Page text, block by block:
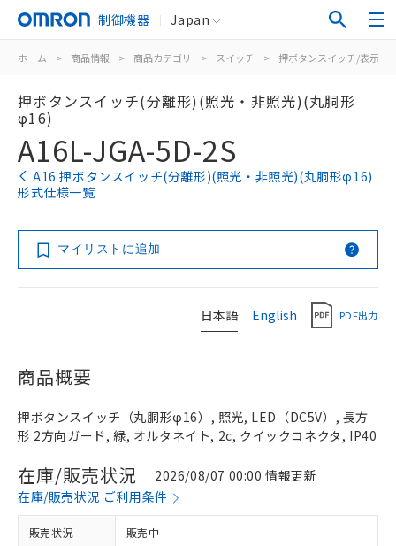
制御機器 Japan
ホーム > 商品情報 > 商品カテゴリ > スイッチ > 押ボタンスイッチ/表示灯
押ボタンスイッチ(分離形)(照光・非照光)(丸胴形
φ16)
A16L-JGA-5D-2S
A16 押ボタンスイッチ(分離形)(照光・非照光)(丸胴形φ16)
形式仕様一覧
マイリストに追加
日本語 English PDF出力
商品概要
押ボタンスイッチ（丸胴形φ16）, 照光, LED（DC5V）, 長方
形 2方向ガード, 緑, オルタネイト, 2c, クイックコネクタ, IP40
在庫/販売状況
2026/08/07 00:00 情報更新
在庫/販売状況 ご利用条件
販売状況 販売中